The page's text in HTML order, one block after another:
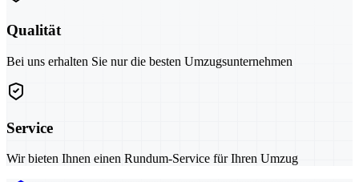
Qualität
Bei uns erhalten Sie nur die besten Umzugsunternehmen
Service
Wir bieten Ihnen einen Rundum-Service für Ihren Umzug